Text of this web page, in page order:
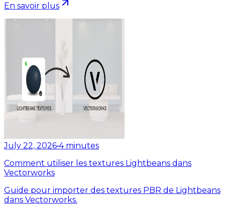
En savoir plus
July 22, 2026•4 minutes
Comment utiliser les textures Lightbeans dans
Vectorworks
Guide pour importer des textures PBR de Lightbeans
dans Vectorworks.